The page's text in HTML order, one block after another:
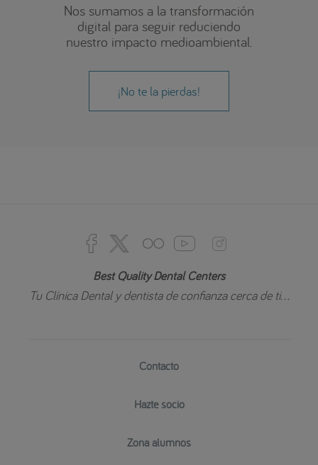
Nos sumamos a la transformación
digital para seguir reduciendo
nuestro impacto medioambiental.
¡No te la pierdas!
Best Quality Dental Centers
Tu Clínica Dental y dentista de confianza cerca de ti...
Contacto
Hazte socio
Zona alumnos